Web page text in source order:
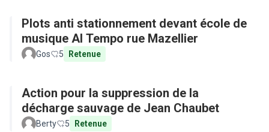
Plots anti stationnement devant école de
musique Al Tempo rue Mazellier
Gos 5 Retenue
Action pour la suppression de la
décharge sauvage de Jean Chaubet
Berty 5 Retenue